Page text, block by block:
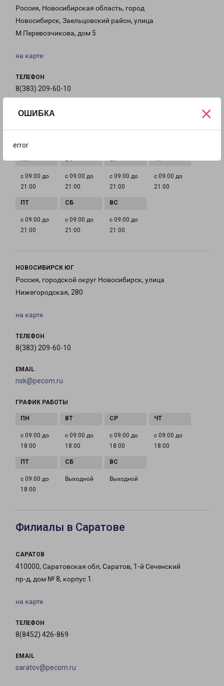
ОШИБКА
error
×
Россия, Новосибирская область, город
Новосибирск, Заельцовский район, улица
М.Перевозчикова, дом 5
на карте
ТЕЛЕФОН
8(383) 209-60-10
EMAIL
ГРАФИК РАБОТЫ
с 09:00 до
21:00
с 09:00 до
21:00
с 09:00 до
21:00
с 09:00 до
21:00
с 09:00 до
21:00
с 09:00 до
21:00
с 09:00 до
21:00
НОВОСИБИРСК ЮГ
Россия, городской округ Новосибирск, улица
Нижегородская, 280
на карте
ТЕЛЕФОН
8(383) 209-60-10
EMAIL
nsk@pecom.ru
ГРАФИК РАБОТЫ
с 09:00 до
18:00
с 09:00 до
18:00
с 09:00 до
18:00
с 09:00 до
18:00
с 09:00 до
18:00
Выходной Выходной
Филиалы в Саратове
САРАТОВ
410000, Саратовская обл, Саратов, 1-й Сеченский
пр-д, дом № 8, корпус 1.
на карте
ТЕЛЕФОН
8(8452) 426-869
EMAIL
saratov@pecom.ru